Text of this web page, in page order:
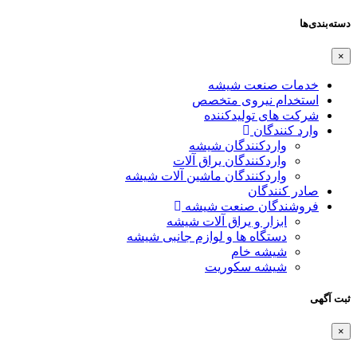
دسته‌بندی‌ها
×
خدمات صنعت شیشه
استخدام نیروی متخصص
شرکت های تولیدکننده
وارد کنندگان
واردکنندگان شیشه
واردکنندگان یراق آلات
واردکنندگان ماشین آلات شیشه
صادر کنندگان
فروشندگان صنعت شیشه
ابزار و یراق آلات شیشه
دستگاه ها و لوازم جانبی شیشه
شیشه خام
شیشه سکوریت
ثبت آگهی
×